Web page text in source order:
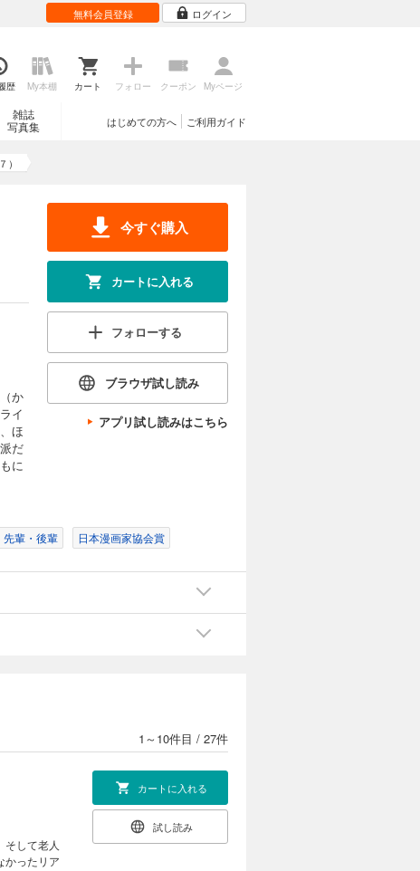
無料会員登録 ログイン
歴 My本棚 カート フォロー クーポン Myページ
雑誌
写真集
ご利用ガイド
はじめての方へ
）
か
イ
ほ
だ
に
今すぐ購入
カートに入れる
フォローする
ブラウザ試し読み
アプリ試し読みはこちら
先輩・後輩 日本漫画家協会賞
1～10件目 / 27件
して老人
かったリア
カートに入れる
試し読み